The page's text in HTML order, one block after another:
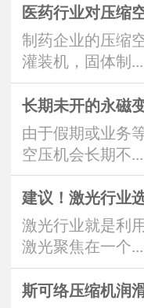
医药行业对压缩
制药企业的压缩
灌装机，固体制...
由于假期或业务
空压机会长期不...
激光行业就是利
激光聚焦在一个...